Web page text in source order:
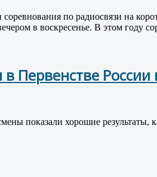
по радиосвязи на
в воскресенье. В этом году
Первенстве
показали хорошие результаты,